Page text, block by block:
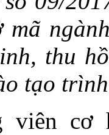
mã
thu
tạo
viên cơ